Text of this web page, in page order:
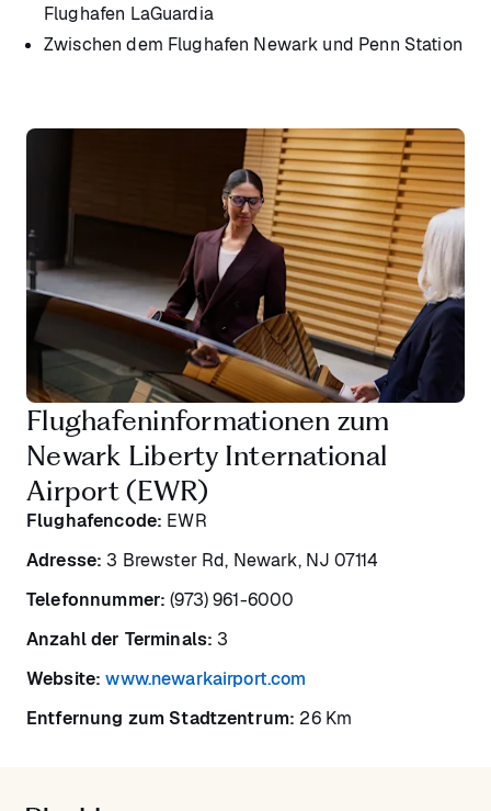
Flughafen LaGuardia
Zwischen dem Flughafen Newark und Penn Station
Flughafeninformationen zum
Newark Liberty International
Airport (EWR)
Flughafencode: EWR
Adresse: 3 Brewster Rd, Newark, NJ 07114
Telefonnummer: (973) 961-6000
Anzahl der Terminals: 3
Website: www.newarkairport.com
Entfernung zum Stadtzentrum: 26 Km